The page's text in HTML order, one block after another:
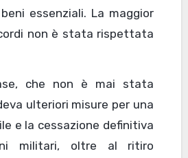
essenziali. La maggior
non è stata rispettata
che non è mai stata
ulteriori misure per una
e la cessazione definitiva
militari, oltre al ritiro